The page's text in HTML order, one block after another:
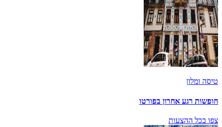
טיסה ומלון
חופשות רגע אחרון בפורטו
צפו בכל ההצעות